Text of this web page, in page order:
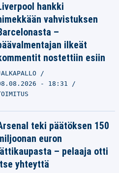
hankki
vahvistuksen
–
ilkeät
nostettiin esiin
- 18:31
teki päätöksen 150
euron
– pelaaja otti
yhteyttä